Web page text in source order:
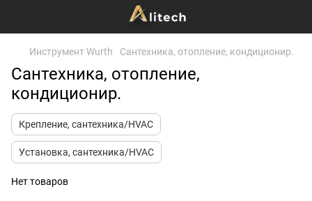
Инструмент Wurth Сантехника, отопление, кондиционир.
Сантехника, отопление,
кондиционир.
Крепление, сантехника/HVAC
Установка, сантехника/HVAC
Нет товаров